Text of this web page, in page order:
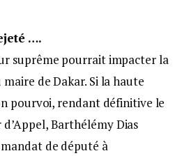
….
suprême pourrait impacter la
de Dakar. Si la haute
pourvoi, rendant définitive le
Barthélémy Dias
de député à